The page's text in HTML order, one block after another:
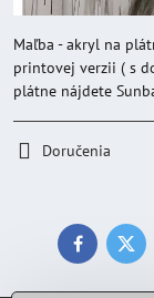
Maľba - akryl na
printovej verzii ( s
plátne nájdete
Doručenia
Facebook